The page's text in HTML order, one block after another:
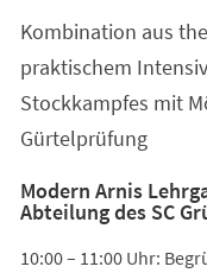
neuen
Tab)
Kombination aus
praktischem
Stockkampfes mit
Gürtelprüfung
Modern Arnis
Abteilung des SC
10:00 – 11:00 Uhr: